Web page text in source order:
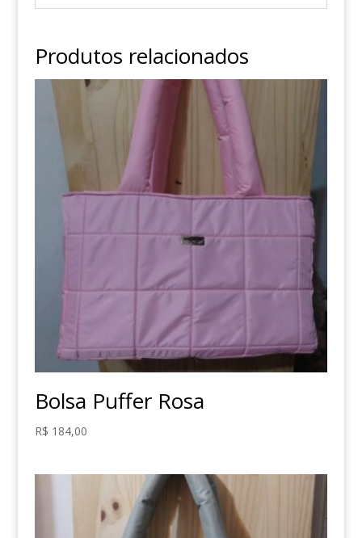
Produtos relacionados
Bolsa Puffer Rosa
R$ 184,00